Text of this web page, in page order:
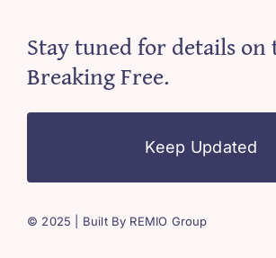
Stay tuned for details
Breaking Free.
Keep Updated
© 2025 | Built By REMIO Group